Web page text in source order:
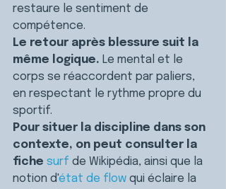
restaure le sentiment de
compétence.
Le retour après blessure suit la
même logique. Le mental et le
corps se réaccordent par paliers,
en respectant le rythme propre du
sportif.
Pour situer la discipline dans son
contexte, on peut consulter la
fiche surf de Wikipédia, ainsi que la
notion d'état de flow qui éclaire la